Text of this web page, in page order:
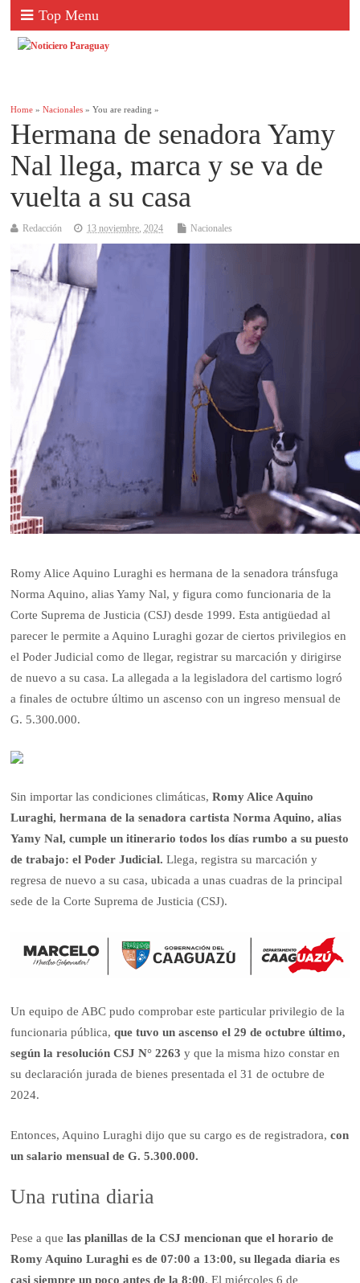
Top Menu
Home »Nacionales » You are reading »
Hermana de senadora Yamy
Nal llega, marca y se va de
vuelta a su casa
Redacción 13 noviembre, 2024 Nacionales
Romy Alice Aquino Luraghi es hermana de la senadora tránsfuga
Norma Aquino, alias Yamy Nal, y figura como funcionaria de la
Corte Suprema de Justicia (CSJ) desde 1999. Esta antigüedad al
parecer le permite a Aquino Luraghi gozar de ciertos privilegios en
el Poder Judicial como de llegar, registrar su marcación y dirigirse
de nuevo a su casa. La allegada a la legisladora del cartismo logró
a finales de octubre último un ascenso con un ingreso mensual de
G. 5.300.000.
Sin importar las condiciones climáticas,Romy Alice Aquino
Luraghi, hermana de la senadora cartista Norma Aquino,alias
Yamy Nal, cumple un itinerario todos los días rumbo a su puesto
de trabajo: el Poder Judicial.Llega, registra su marcación y
regresa de nuevo a su casa, ubicada a unas cuadras de la principal
sede de la Corte Suprema de Justicia (CSJ).
Un equipo de ABC pudo comprobar este particular privilegio de la
funcionaria pública, que tuvo un ascenso el 29 de octubre último,
según la resolución CSJ N° 2263 y que la misma hizo constar en
su declaración jurada de bienes presentada el 31 de octubre de
2024.
Entonces, Aquino Luraghi dijo que su cargo es de registradora,con
un salario mensual de G. 5.300.000.
Una rutina diaria
Pese a quelas planillas de la CSJ mencionan que el horario de
Romy Aquino Luraghi es de 07:00 a 13:00, su llegada diaria es
casi siempre un poco antes de la 8:00. El miércoles 6 de